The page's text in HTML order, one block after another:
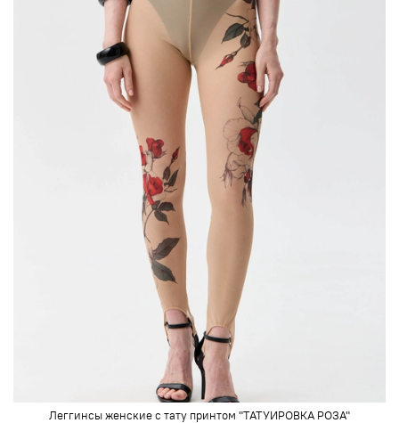
Леггинсы женские с тату принтом "ТАТУИРОВКА РОЗА"